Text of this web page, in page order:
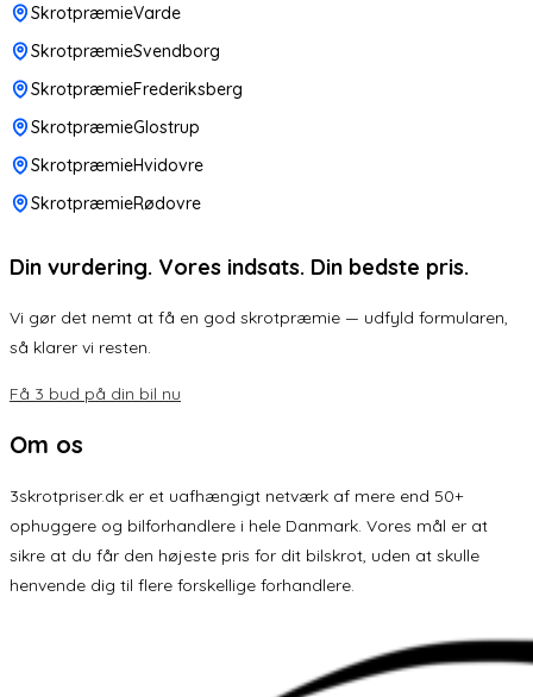
SkrotpræmieVarde
SkrotpræmieSvendborg
SkrotpræmieFrederiksberg
SkrotpræmieGlostrup
SkrotpræmieHvidovre
SkrotpræmieRødovre
Din vurdering. Vores indsats. Din bedste pris.
Vi gør det nemt at få en god skrotpræmie — udfyld formularen,
så klarer vi resten.
Få 3 bud på din bil nu
Om os
3skrotpriser.dk er et uafhængigt netværk af mere end 50+
ophuggere og bilforhandlere i hele Danmark. Vores mål er at
sikre at du får den højeste pris for dit bilskrot, uden at skulle
henvende dig til flere forskellige forhandlere.